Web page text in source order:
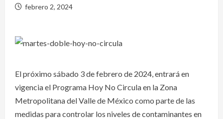
febrero 2, 2024
El próximo sábado 3 de febrero de 2024, entrará en
vigencia el Programa Hoy No Circula en la Zona
Metropolitana del Valle de México como parte de las
medidas para controlar los niveles de contaminantes en